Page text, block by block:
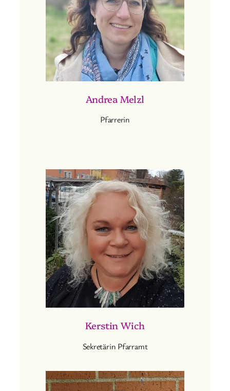
Andrea Melzl
Pfarrerin
Kerstin Wich
Sekretärin Pfarramt